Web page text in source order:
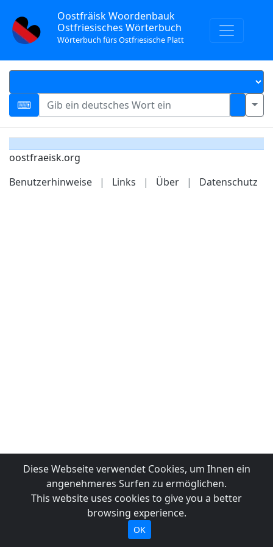
Oostfräisk Woordenbauk
Ostfriesisches Wörterbuch
Wörterbuch fürs Ostfriesische Platt
oostfraeisk.org
Benutzerhinweise
| Links | Über | Datenschutz
Diese Webseite verwendet Cookies, um Ihnen ein
angenehmeres Surfen zu ermöglichen.
This website uses cookies to give you a better
browsing experience.
OK